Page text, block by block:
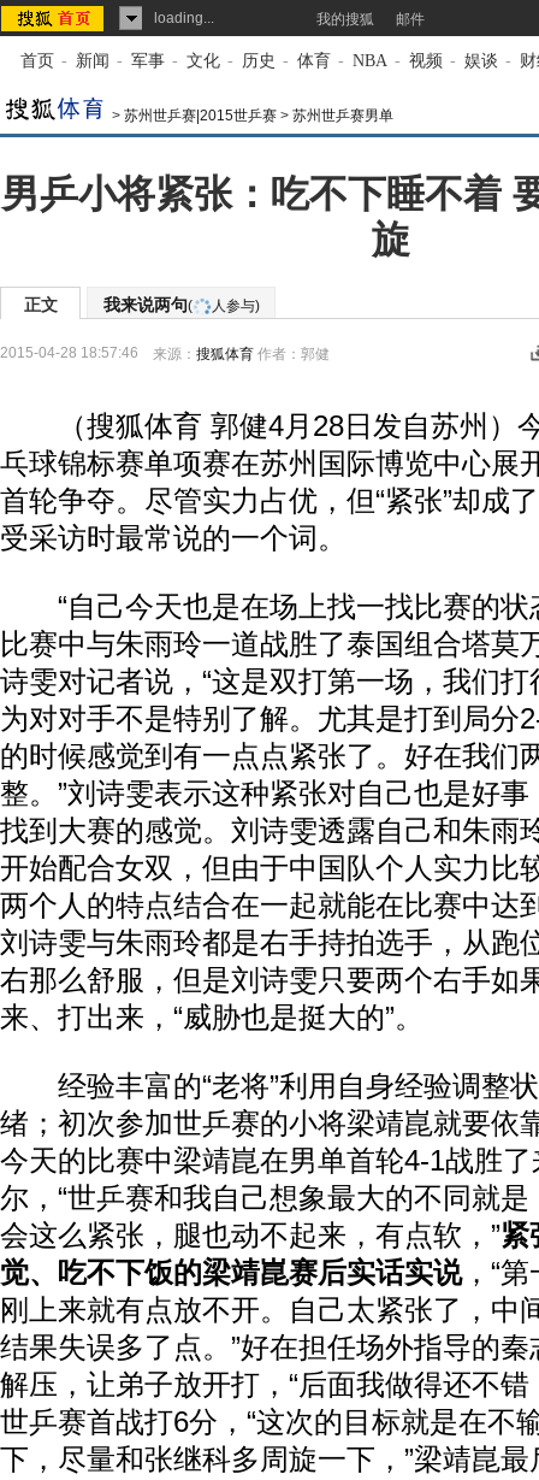
loading... 我的搜狐 邮件
首页 - 新闻 - 军事 - 文化 - 历史 - 体育 - NBA - 视频 - 娱谈 -
> 苏州世乒赛|2015世乒赛 > 苏州世乒赛男单
男乒小将紧张：吃不下睡不着
旋
正文 我来说两句( 人参与)
2015-04-28 18:57:46 来源： 搜狐体育 作者：郭健
（搜狐体育 郭健4月28日发自苏州）
乓球锦标赛单项赛在苏州国际博览中心展
首轮争夺。尽管实力占优，但“紧张”却成
受采访时最常说的一个词。
“自己今天也是在场上找一找比赛的状
比赛中与朱雨玲一道战胜了泰国组合塔莫
诗雯对记者说，“这是双打第一场，我们
为对对手不是特别了解。尤其是打到局分
的时候感觉到有一点点紧张了。好在我们
整。”刘诗雯表示这种紧张对自己也是好
找到大赛的感觉。刘诗雯透露自己和朱雨
开始配合女双，但由于中国队个人实力比
两个人的特点结合在一起就能在比赛中达
刘诗雯与朱雨玲都是右手持拍选手，从跑
右那么舒服，但是刘诗雯只要两个右手如
来、打出来，“威胁也是挺大的”。
经验丰富的“老将”利用自身经验调整
绪；初次参加世乒赛的小将梁靖崑就要依
今天的比赛中梁靖崑在男单首轮4-1战胜
尔，“世乒赛和我自己想象最大的不同就
会这么紧张，腿也动不起来，有点软，”紧
觉、吃不下饭的梁靖崑赛后实话实说，“
刚上来就有点放不开。自己太紧张了，中
结果失误多了点。”好在担任场外指导的
解压，让弟子放开打，“后面我做得还不错
世乒赛首战打6分，“这次的目标就是在不
下，尽量和张继科多周旋一下，”梁靖崑